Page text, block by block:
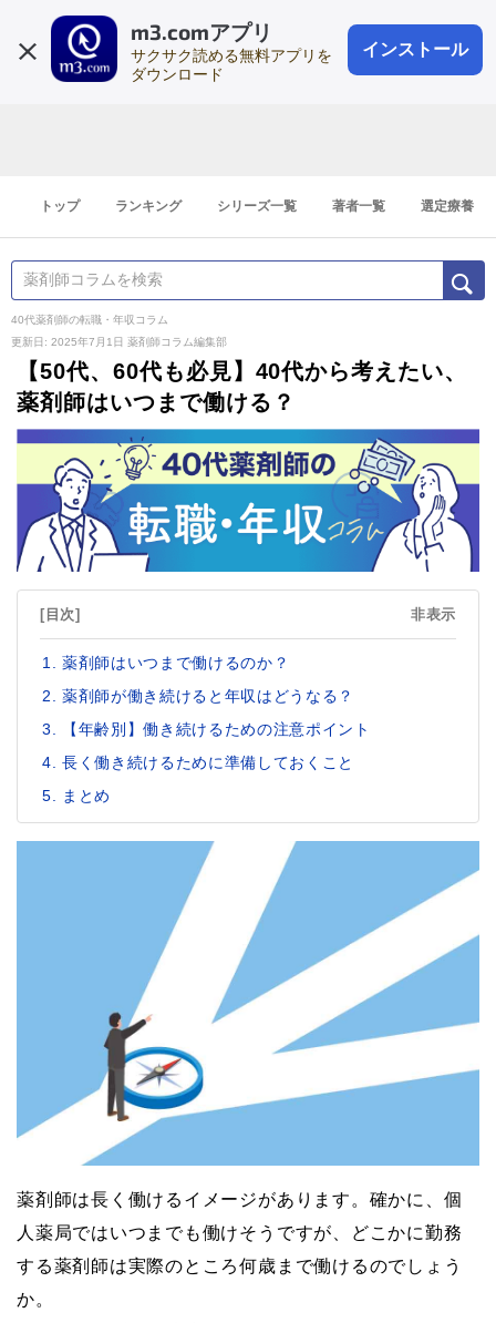
m3.comアプリ
サクサク読める無料アプリを
ダウンロード
インストール
会員登録
登録1分
トップ ランキング シリーズ一覧 著者一覧 選定療養
40代薬剤師の転職・年収コラム
更新日: 2025年7月1日 薬剤師コラム編集部
【50代、60代も必見】40代から考えたい、
薬剤師はいつまで働ける？
[目次] 非表示
薬剤師はいつまで働けるのか？
薬剤師が働き続けると年収はどうなる？
【年齢別】働き続けるための注意ポイント
長く働き続けるために準備しておくこと
まとめ
薬剤師は長く働けるイメージがあります。確かに、個
人薬局ではいつまでも働けそうですが、どこかに勤務
する薬剤師は実際のところ何歳まで働けるのでしょう
か。